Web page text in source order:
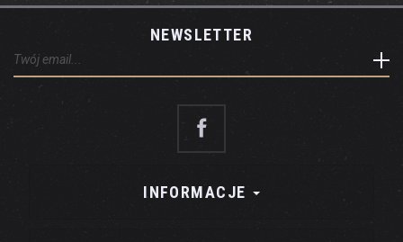
NEWSLETTER
INFORMACJE